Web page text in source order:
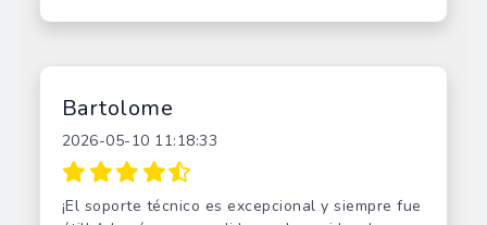
Bartolome
2026-05-10 11:18:33
¡El soporte técnico es excepcional y siempre fue